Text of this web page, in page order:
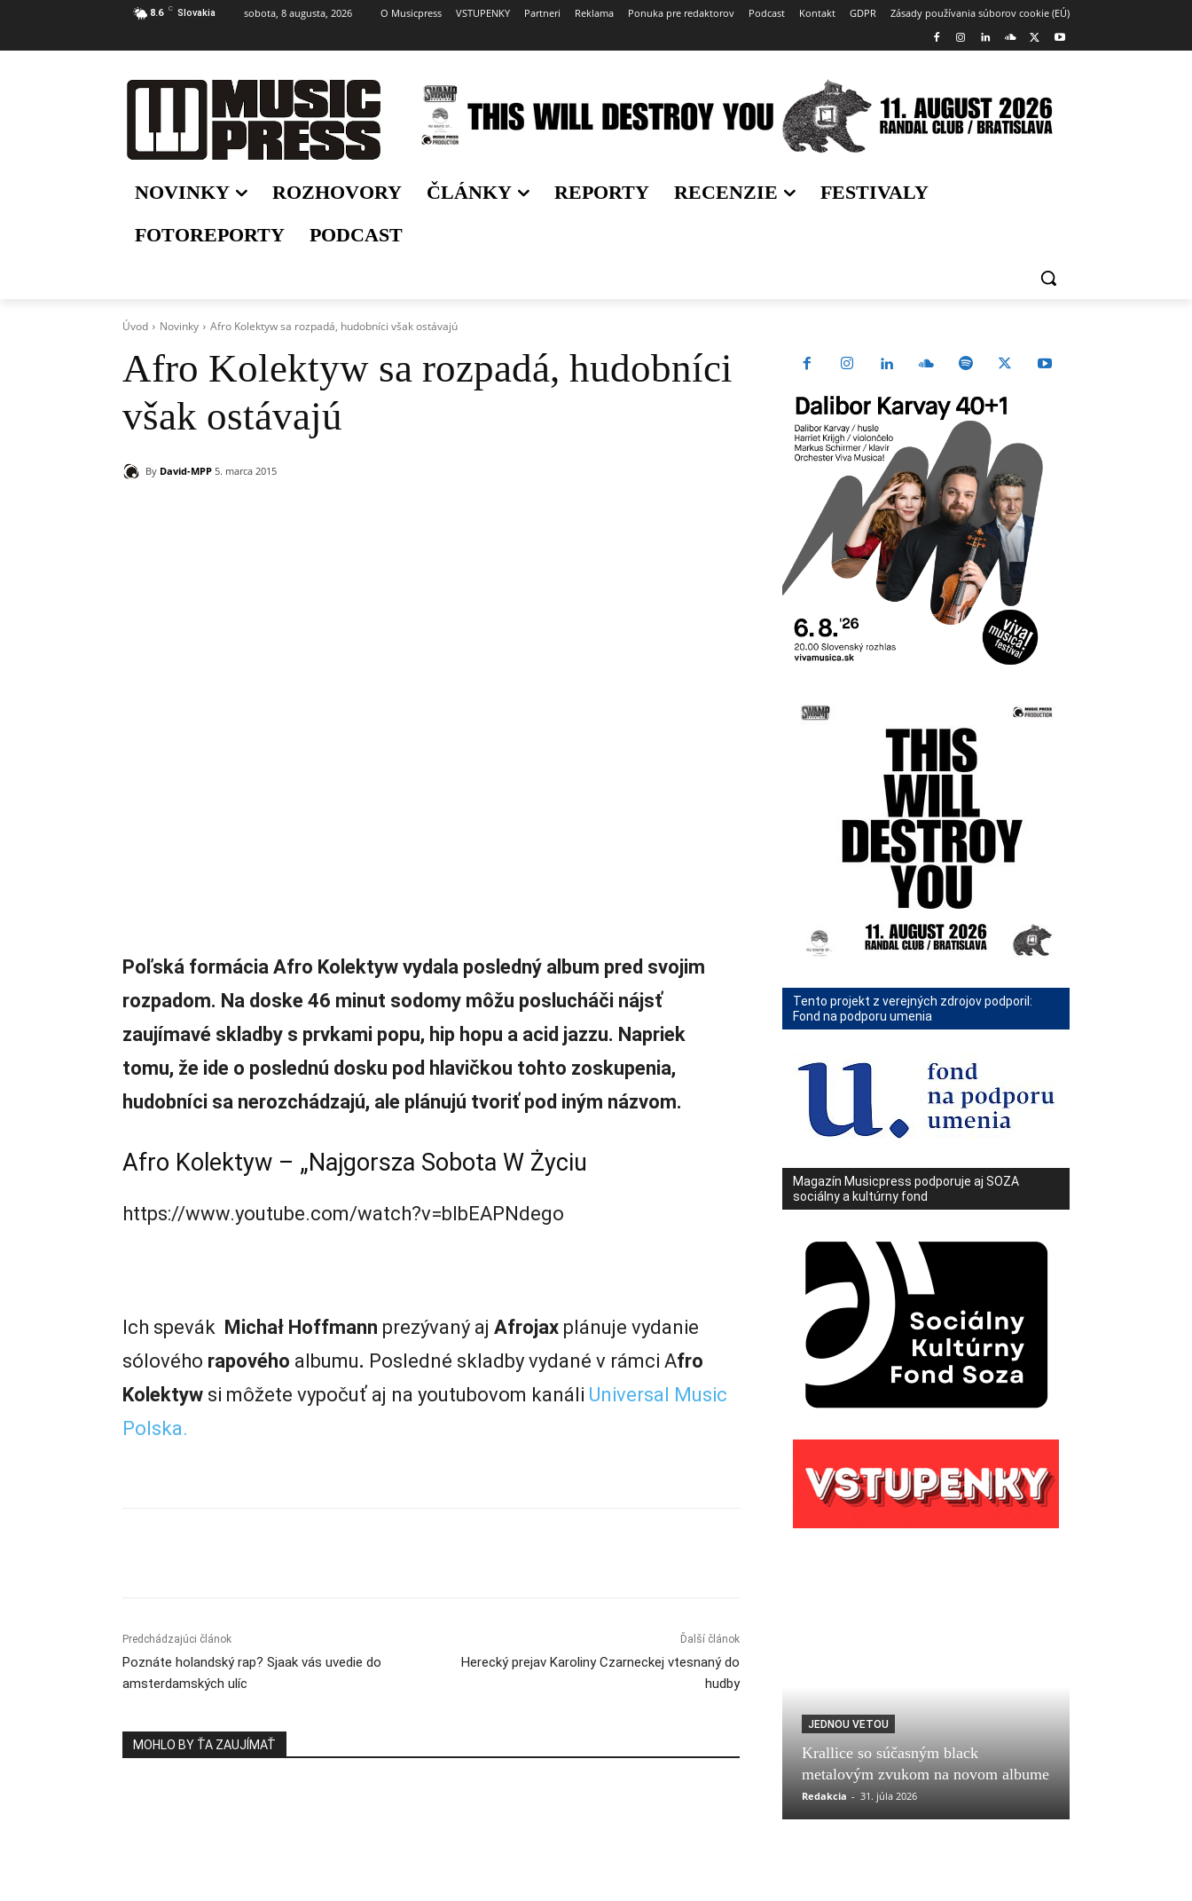
8.6 C Slovakia sobota, 8 augusta, 2026 O Musicpress VSTUPENKY Partneri Reklama Ponuka pre redaktorov Podcast Kontakt GDPR Zásady používania súborov cookie (EÚ)
NOVINKY ROZHOVORY ČLÁNKY REPORTY RECENZIE
FESTIVALY
FOTOREPORTY
PODCAST
Úvod Novinky Afro Kolektyw sa rozpadá, hudobníci však ostávajú
Afro Kolektyw sa rozpadá, hudobníci
však ostávajú
By David-MPP 5. marca 2015
Poľská formácia Afro Kolektyw vydala posledný album pred svojim
rozpadom. Na doske 46 minut sodomy môžu poslucháči nájsť
zaujímavé skladby s prvkami popu, hip hopu a acid jazzu. Napriek
tomu, že ide o poslednú dosku pod hlavičkou tohto zoskupenia,
hudobníci sa nerozchádzajú, ale plánujú tvoriť pod iným názvom.
Afro Kolektyw – „Najgorsza Sobota W Życiu
https://www.youtube.com/watch?v=bIbEAPNdego
Ich spevák Michał Hoffmann prezývaný aj Afrojax plánuje vydanie
sólového rapového albumu. Posledné skladby vydané v rámci Afro
Kolektyw si môžete vypočuť aj na youtubovom kanáli Universal Music
Polska.
Predchádzajúci článok
Poznáte holandský rap? Sjaak vás uvedie do
amsterdamských ulíc
Ďalší článok
Herecký prejav Karoliny Czarneckej vtesnaný do
hudby
MOHLO BY ŤA ZAUJÍMAŤ
Tento projekt z verejných zdrojov podporil:
Fond na podporu umenia
Magazín Musicpress podporuje aj SOZA
sociálny a kultúrny fond
JEDNOU VETOU
Krallice so súčasným black
metalovým zvukom na novom albume
Redakcia - 31. júla 2026